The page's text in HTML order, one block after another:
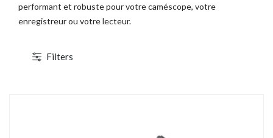
performant et robuste pour votre caméscope, votre
enregistreur ou votre lecteur.
Filters